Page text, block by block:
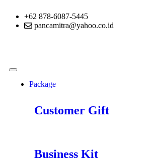
+62 878-6087-5445
pancamitra@yahoo.co.id
Package
Customer Gift
Business Kit